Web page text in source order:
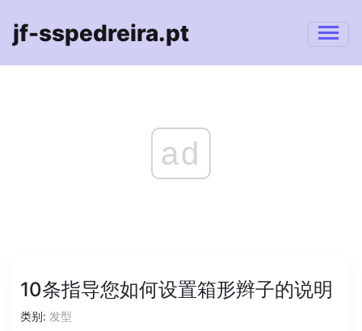
jf-sspedreira.pt
ad
10条指导您如何设置箱形辫子的说明
类别: 发型